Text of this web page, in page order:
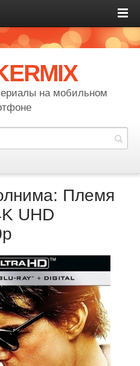
на мобильном
Племя
UHD